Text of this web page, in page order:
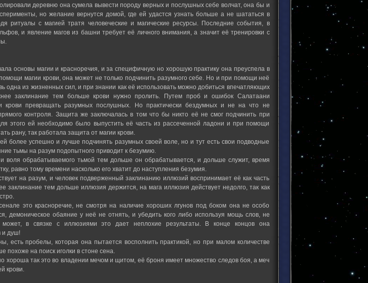
деревню она сумела вывести породу верных и послушных себе волчат, она бы и
но желание вернутся домой, где ей удастся узнать больше а не шататься в
ритуалы с магией тратя человеческие и магические ресурсы. Последние события, в
и явление магов из башни требует её личного внимания, а значит её тренировки с
основы магии и красноречия, и за специфичную но хорошую практику она преуспела в
магии крови, она может не только подчинить разумного себе. Но и при помощи неё
одна из жизненных сил, и при знании как её использовать можно добиться впечатляющих
заклинание тем больше крови нужно пролить. Путем проб и ошибок Салатаани
крови превращать разумных послушных. Но практически бездумных и не на что не
контроля. Защита же заключалась в том что бы никто её не смог подчинить при
этого ей необходимо было выпустить её часть из рассеченной ладони и при помощи
рану, так работала защита от магии крови.
более успешно и лучше подчинять разумных своей воле, но и тут есть свои подводные
тьмы на разум подопытного приводит к безумию.
воля обрабатываемого тьмой тем дольше он обрабатывается, и дольше служит, время
равно тому времени насколько его хватит до наступления безумия.
на разум, и человек подверженный заклинанию иллюзий воспринимает её как часть
заклинание тем дольше иллюзия держится, на мага иллюзия действует недолго, так как
это красноречие, не смотря на наличие хороших лгунов под боком она не особо
демоническое обаяние у неё не отнять, и убедить кого либо используя мощь слов, не
в связке с иллюзиями это дает неплохие результаты. В конце концов она
и душ!
есть пробелы, которая она пытается восполнить практикой, но при малом количестве
похоже на поиск иголки в стоне сена.
хороша так это во владении мечом и щитом, её броня имеет множество следов боя, а меч
крови.